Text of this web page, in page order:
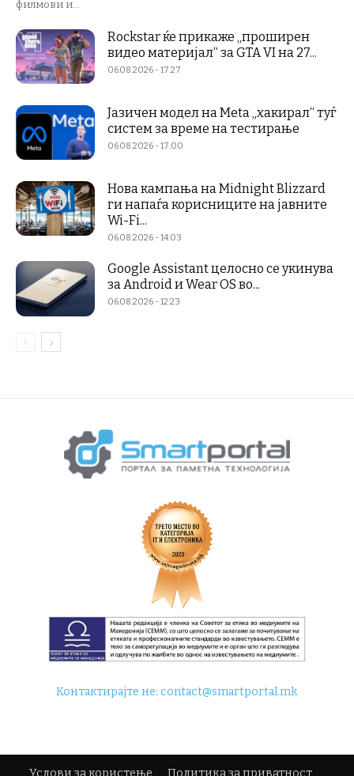
филмови и...
Rockstar ќе прикаже „проширен
видео материјал“ за GTA VI на 27...
06.08.2026 - 17:27
Јазичен модел на Meta „хакирал“ туѓ
систем за време на тестирање
06.08.2026 - 17:00
Нова кампања на Midnight Blizzard
ги напаѓа корисниците на јавните
Wi-Fi...
06.08.2026 - 14:03
Google Assistant целосно се укинува
за Android и Wear OS во...
06.08.2026 - 12:23
Контактирајте не:contact@smartportal.mk